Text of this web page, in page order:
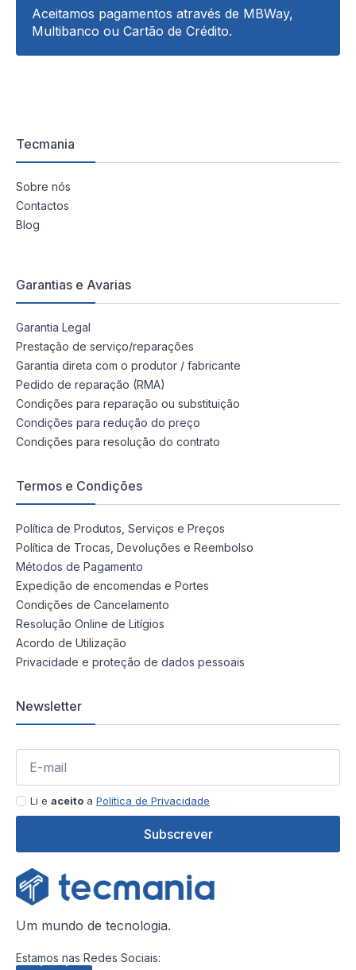
Aceitamos pagamentos através de MBWay,
Multibanco ou Cartão de Crédito.
Tecmania
Sobre nós
Contactos
Blog
Garantias e Avarias
Garantia Legal
Prestação de serviço/reparações
Garantia direta com o produtor / fabricante
Pedido de reparação (RMA)
Condições para reparação ou substituição
Condições para redução do preço
Condições para resolução do contrato
Termos e Condições
Política de Produtos, Serviços e Preços
Política de Trocas, Devoluções e Reembolso
Métodos de Pagamento
Expedição de encomendas e Portes
Condições de Cancelamento
Resolução Online de Litígios
Acordo de Utilização
Privacidade e proteção de dados pessoais
Newsletter
Li e aceito a Política de Privacidade
Subscrever
Um mundo de tecnologia.
Estamos nas Redes Sociais: